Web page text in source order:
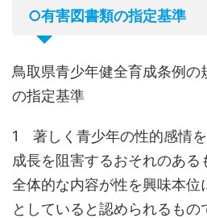
○有害図書類の指定基準
鳥取県青少年健全育成条例
の指定基準
1 著しく青少年の性的感情
成長を阻害するおそれのある
全体的な内容が性を興味本位
としていると認められるも